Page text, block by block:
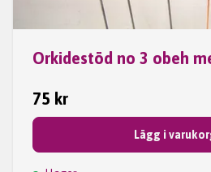
Orkidestöd no 3 obeh
75 kr
Lägg i